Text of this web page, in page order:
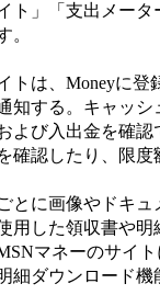
ト」「支出メー
。
は、Moneyに登
知する。キャッ
よび入出金を確
確認したり、限度
とに画像やドキュ
用した領収書や
マネーのサイ
細ダウンロード